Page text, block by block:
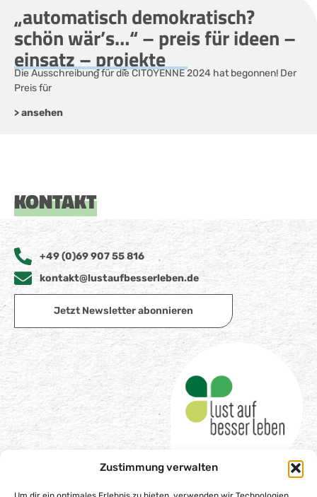
Zustimmung verwalten
„automatisch demokratisch?
schön wär’s…“ – preis für ideen –
einsatz – projekte
Die Ausschreibung für die CITOYENNE 2024 hat begonnen! Der
Preis für
> ansehen
KONTAKT
+49 (0)69 907 55 816
kontakt@lustaufbesserleben.de
Jetzt Newsletter abonnieren